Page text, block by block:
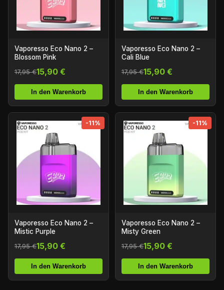
Vaporesso Eco Nano 2 –
Blossom Pink
17,95 €15,90 €
In den Warenkorb
Vaporesso Eco Nano 2 –
Cali Blue
17,95 €15,90 €
In den Warenkorb
-11%
Vaporesso Eco Nano 2 –
Mistic Purple
17,95 €15,90 €
In den Warenkorb
-11%
Vaporesso Eco Nano 2 –
Misty Green
17,95 €15,90 €
In den Warenkorb